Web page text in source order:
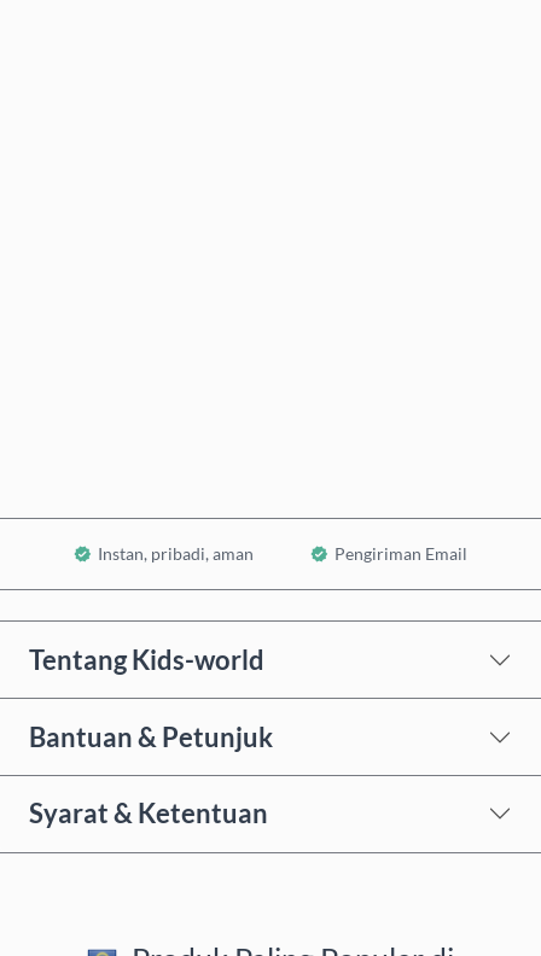
Instan, pribadi, aman Pengiriman Email
Tentang Kids-world
Bantuan & Petunjuk
Syarat & Ketentuan